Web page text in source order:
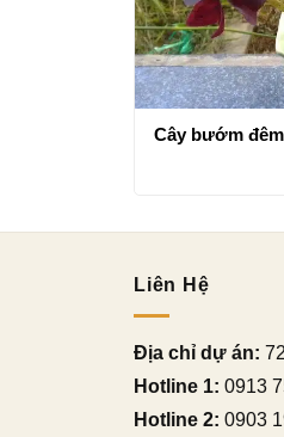
Cây bướm
Liên Hệ
Địa chỉ dự án:
Hotline 1: 0913
Hotline 2: 0903